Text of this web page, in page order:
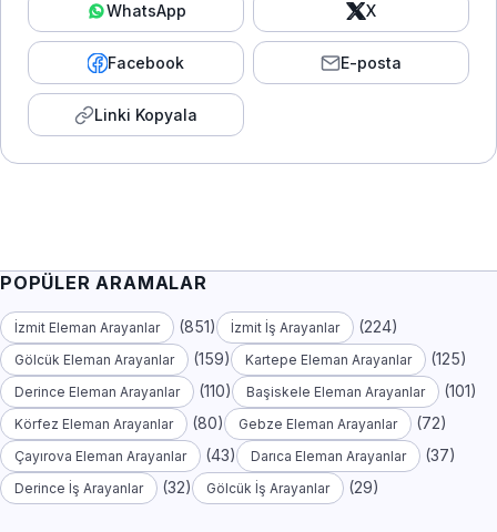
WhatsApp X
Facebook E-posta
Linki Kopyala
POPÜLER ARAMALAR
İzmit Eleman Arayanlar (851) İzmit İş Arayanlar (224)
Gölcük Eleman Arayanlar (159) Kartepe Eleman Arayanlar (125)
Derince Eleman Arayanlar (110) Başiskele Eleman Arayanlar (101)
Körfez Eleman Arayanlar (80) Gebze Eleman Arayanlar (72)
Çayırova Eleman Arayanlar (43) Darıca Eleman Arayanlar (37)
Derince İş Arayanlar (32) Gölcük İş Arayanlar (29)